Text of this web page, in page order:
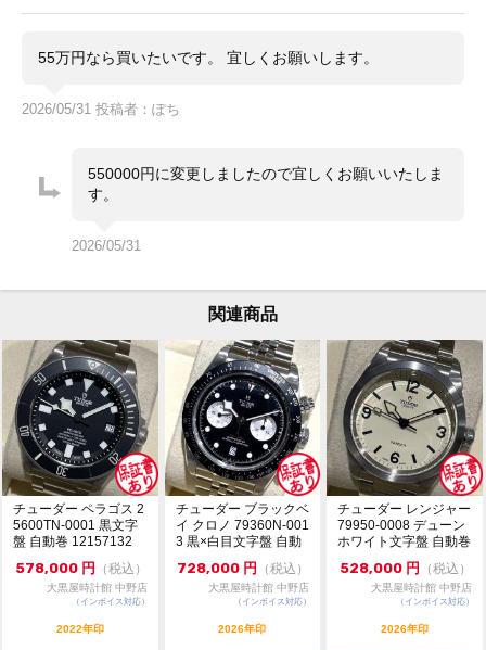
55万円なら買いたいです。 宜しくお願いします。
2026/05/31 投稿者：ぽち
550000円に変更しましたので宜しくお願いいたしま
す。
2026/05/31
関連商品
チューダー ペラゴス 2
5600TN-0001 黒文字
盤 自動巻 12157132
578,000 円 （税込）
大黒屋時計館 中野店
（インボイス対応）
2022年印
チューダー ブラックベ
イ クロノ 79360N-001
3 黒×白目文字盤 自動
728,000 円 （税込）
大黒屋時計館 中野店
（インボイス対応）
2026年印
チューダー レンジャー
79950-0008 デューン
ホワイト文字盤 自動巻
528,000 円 （税込）
大黒屋時計館 中野店
（インボイス対応）
2026年印